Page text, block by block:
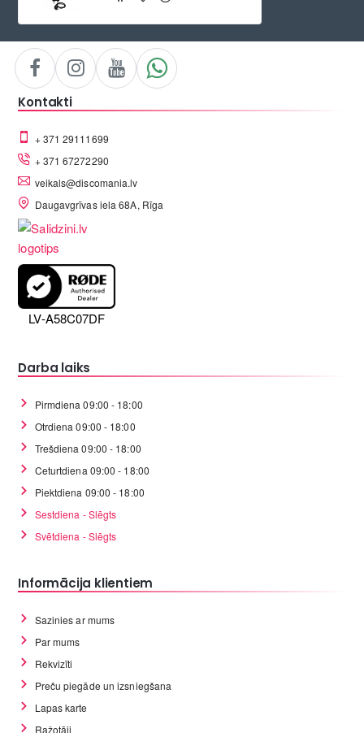
Kontakti
+ 371 29111699
+ 371 67272290
veikals@discomania.lv
Daugavgrīvas iela 68A, Rīga
LV-A58C07DF
Darba laiks
Pirmdiena 09:00 - 18:00
Otrdiena 09:00 - 18:00
Trešdiena 09:00 - 18:00
Ceturtdiena 09:00 - 18:00
Piektdiena 09:00 - 18:00
Sestdiena - Slēgts
Svētdiena - Slēgts
Informācija klientiem
Sazinies ar mums
Par mums
Rekvizīti
Preču piegāde un izsniegšana
Lapas karte
Ražotāji